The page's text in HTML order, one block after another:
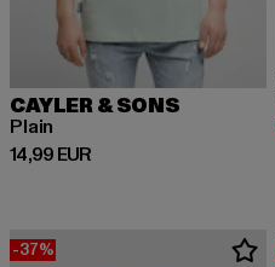
CAYLER & SONS
Plain
14,99 EUR
Derzeitiger Preis: 14,99 EUR
-37%